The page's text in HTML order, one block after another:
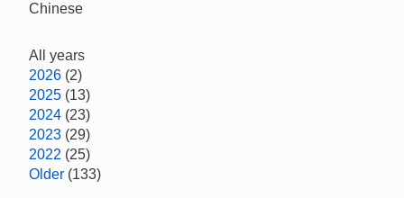
Chinese
All years
2026 (2)
2025 (13)
2024 (23)
2023 (29)
2022 (25)
Older (133)